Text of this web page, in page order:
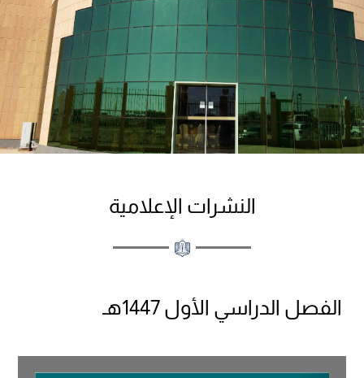
النشرات الإعلامية
الفصل الدراسي الأول 1447هـ